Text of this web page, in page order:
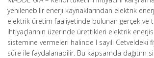
yenilenebilir enerji kaynaklarından elektrik
elektrik üretim faaliyetinde bulunan gerçek ve
ihtiyaçlarının üzerinde ürettikleri elektrik
sistemine vermeleri halinde I sayılı Cetveldeki
süre ile faydalanabilir. Bu kapsamda dağıtım